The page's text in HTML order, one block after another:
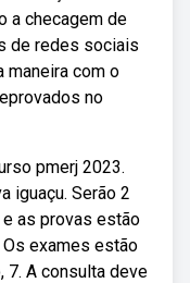
a checagem de
de redes sociais
maneira com o
no
pmerj 2023.
iguaçu. Serão 2
as provas estão
exames estão
7. A consulta deve